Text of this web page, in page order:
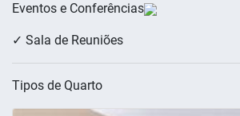
Eventos e Conferências
✓ Sala de Reuniões
Tipos de Quarto